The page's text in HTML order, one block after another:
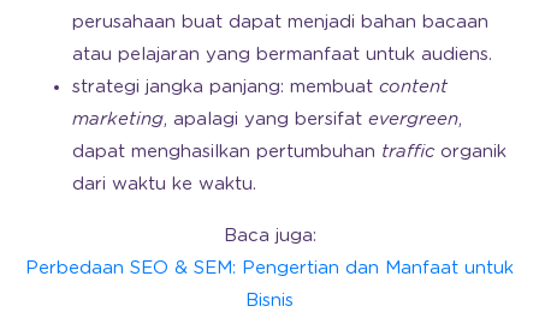
perusahaan buat dapat menjadi bahan bacaan
atau pelajaran yang bermanfaat untuk audiens.
strategi jangka panjang: membuat content
marketing, apalagi yang bersifat evergreen,
dapat menghasilkan pertumbuhan trafficorganik
dari waktu ke waktu.
Baca juga:
Perbedaan SEO & SEM: Pengertian dan Manfaat untuk
Bisnis